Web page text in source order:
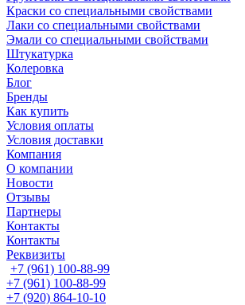
Краски со специальными свойствами
Лаки со специальными свойствами
Эмали со специальными свойствами
Штукатурка
Колеровка
Блог
Бренды
Как купить
Условия оплаты
Условия доставки
Компания
О компании
Новости
Отзывы
Партнеры
Контакты
Контакты
Реквизиты
+7 (961) 100-88-99
+7 (961) 100-88-99
+7 (920) 864-10-10